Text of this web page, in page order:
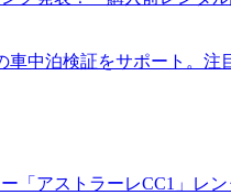
中泊検証をサポート。
「アストラーレCC1」レン